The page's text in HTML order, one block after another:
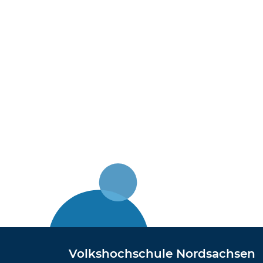
Volkshochschule Nordsachsen